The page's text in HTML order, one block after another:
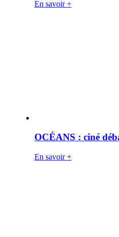
En savoir +
OCÉANS : ciné
En savoir +